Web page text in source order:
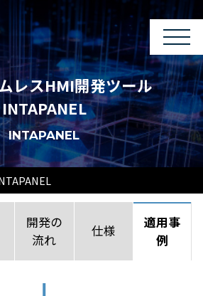
レスHMI開発ツール
INTAPANEL
INTAPANEL
開発の
流れ
仕様
適用事
例